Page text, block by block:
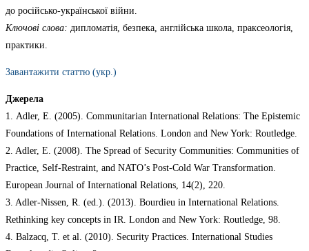
до російсько-української війни.
Ключові слова: дипломатія, безпека, англійська школа, праксеологія,
практики.
Завантажити статтю (укр.)
Джерела
1. Adler, E. (2005). Communitarian International Relations: The Epistemic
Foundations of International Relations. London and New York: Routledge.
2. Adler, E. (2008). The Spread of Security Communities: Communities of
Practice, Self-Restraint, and NATO’s Post-Cold War Transformation.
European Journal of International Relations, 14(2), 220.
3. Adler-Nissen, R. (ed.). (2013). Bourdieu in International Relations.
Rethinking key concepts in IR. London and New York: Routledge, 98.
4. Balzacq, T. et al. (2010). Security Practices. International Studies